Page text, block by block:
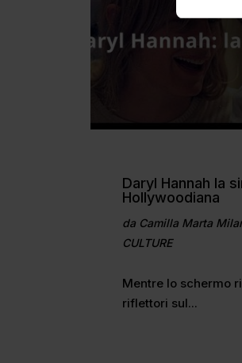
Daryl Hannah la
Hollywoodiana
da Camilla Marta
CULTURE
Mentre lo schermo
riflettori sul...